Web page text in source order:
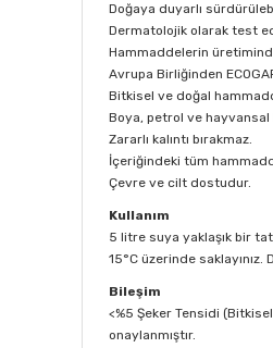
Doğaya duyarlı
Dermatolojik olarak test
Hammaddelerin
Avrupa Birliğinden
Bitkisel ve doğal
Boya, petrol ve hayvansal
Zararlı kalıntı bırakmaz.
İçeriğindeki tüm
Çevre ve cilt dostudur.
Kullanım
5 litre suya yaklaşık bir
15°C üzerinde
Bileşim
<%5 Şeker Tensidi
onaylanmıştır.